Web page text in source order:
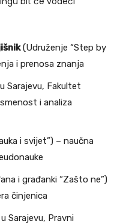
(Udruženje “Step by
i prenosa znanja
Sarajevu, Fakultet
i analiza
i svijet”) – naučna
i građanki “Zašto ne”)
činjenica
Sarajevu, Pravni